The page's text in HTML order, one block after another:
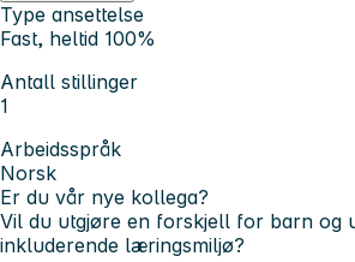
Type ansettelse
Fast, heltid 100%
Antall stillinger
1
Arbeidsspråk
Norsk
Er du vår nye kollega?
Vil du utgjøre en forskjell for barn og
inkluderende læringsmiljø?